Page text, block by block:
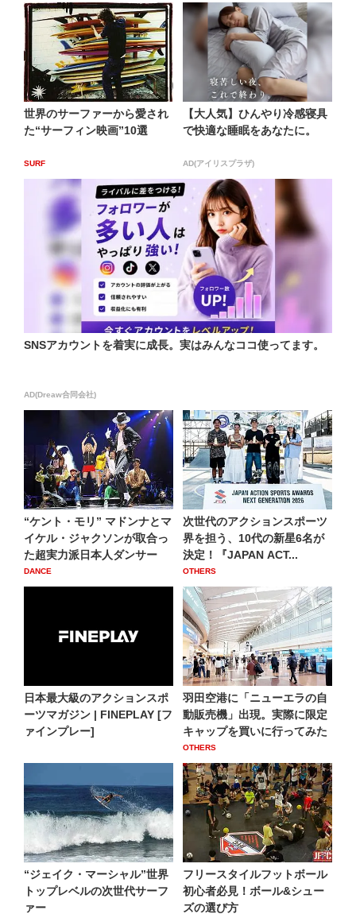
世界のサーファーから愛され
た“サーフィン映画”10選
SURF
【大人気】ひんやり冷感寝具
で快適な睡眠をあなたに。
AD(アイリスプラザ)
SNSアカウントを着実に成長。実はみんなココ使ってます。
AD(Dreaw合同会社)
“ケント・モリ” マドンナとマ
イケル・ジャクソンが取合っ
た超実力派日本人ダンサー
DANCE
次世代のアクションスポーツ
界を担う、10代の新星6名が
決定！『JAPAN ACT...
OTHERS
日本最大級のアクションスポ
ーツマガジン | FINEPLAY [フ
ァインプレー]
羽田空港に「ニューエラの自
動販売機」出現。実際に限定
キャップを買いに行ってみた
OTHERS
“ジェイク・マーシャル”世界
トップレベルの次世代サーフ
ァー
フリースタイルフットボール
初心者必見！ボール&シュー
ズの選び方